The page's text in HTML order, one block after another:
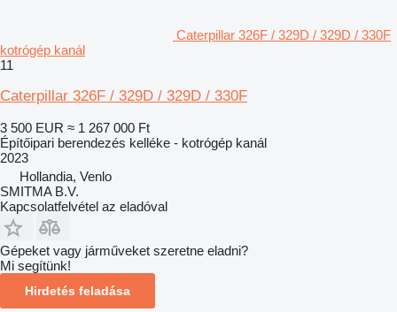
Caterpillar 326F / 329D / 329D / 330F
kotrógép kanál
11
Caterpillar 326F / 329D / 329D / 330F
3 500 EUR ≈ 1 267 000 Ft
Építőipari berendezés kelléke - kotrógép kanál
2023
Hollandia, Venlo
SMITMA B.V.
Kapcsolatfelvétel az eladóval
Gépeket vagy járműveket szeretne eladni?
Mi segítünk!
Hirdetés feladása